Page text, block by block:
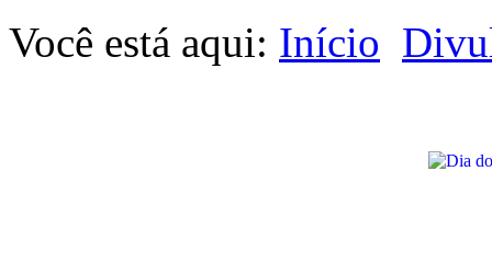
Você está aqui: Início